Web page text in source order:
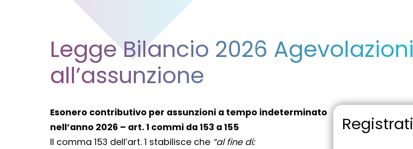
Legge Bilancio 2026 Agevolazioni
all’assunzione
Esonero contributivo per assunzioni a tempo indeterminato
nell’anno 2026 – art. 1 commi da 153 a 155
Il comma 153 dell’art. 1 stabilisce che “al fine di:
Registrati